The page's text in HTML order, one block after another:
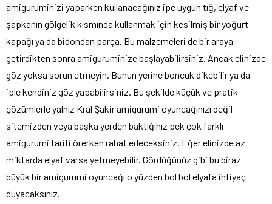
amiguruminizi yaparken kullanacağınız ipe uygun tığ, elyaf ve
şapkanın gölgelik kısmında kullanmak için kesilmiş bir yoğurt
kapağı ya da bidondan parça. Bu malzemeleri de bir araya
getirdikten sonra amiguruminize başlayabilirsiniz. Ancak elinizde
göz yoksa sorun etmeyin. Bunun yerine boncuk dikebilir ya da
iple kendiniz göz yapabilirsiniz. Bu şekilde küçük ve pratik
çözümlerle yalnız Kral Şakir amigurumi oyuncağınızı değil
sitemizden veya başka yerden baktığınız pek çok farklı
amigurumi tarifi örerken rahat edeceksiniz. Eğer elinizde az
miktarda elyaf varsa yetmeyebilir. Gördüğünüz gibi bu biraz
büyük bir amigurumi oyuncağı o yüzden bol bol elyafa ihtiyaç
duyacaksınız.